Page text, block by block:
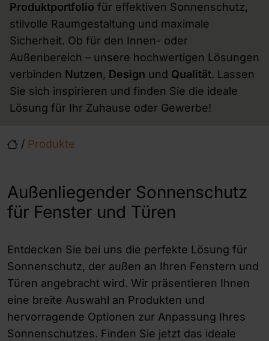
/ Produkte
Produktportfolio für effektiven Sonnenschutz,
stilvolle Raumgestaltung und maximale
Sicherheit. Ob für den Innen- oder
Außenbereich – unsere hochwertigen Lösungen
verbinden Nutzen, Design und Qualität. Lassen
Sie sich inspirieren und finden Sie die ideale
Lösung für Ihr Zuhause oder Gewerbe!
Außenliegender Sonnenschutz
für Fenster und Türen
Entdecken Sie bei uns die perfekte Lösung für
Sonnenschutz, der außen an Ihren Fenstern und
Türen angebracht wird. Wir präsentieren Ihnen
eine breite Auswahl an Produkten und
hervorragende Optionen zur Anpassung Ihres
Sonnenschutzes. Finden Sie jetzt das ideale